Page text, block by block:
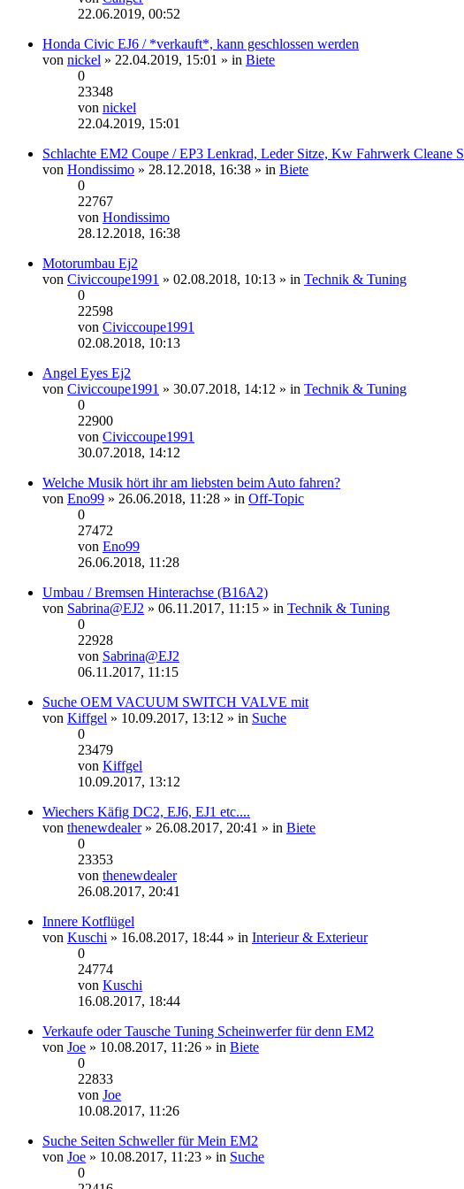
Neuester
22.06.2019, 00:52
Honda Civic EJ6 / *verkauft*, kann geschlossen werden
von nickel » 22.04.2019, 15:01 » in Biete
0
23348
von nickel
Neuester
22.04.2019, 15:01
Schlachte EM2 Coupe / EP3 Lenkrad, Leder Sitze, Kw Fahrwerk Cleane
von Hondissimo » 28.12.2018, 16:38 » in Biete
0
22767
von Hondissimo
28.12.2018, 16:38
Motorumbau Ej2
von Civiccoupe1991 » 02.08.2018, 10:13 » in Technik & Tuning
0
22598
von Civiccoupe1991
02.08.2018, 10:13
Angel Eyes Ej2
von Civiccoupe1991 » 30.07.2018, 14:12 » in Technik & Tuning
0
22900
von Civiccoupe1991
30.07.2018, 14:12
Welche Musik hört ihr am liebsten beim Auto fahren?
von Eno99 » 26.06.2018, 11:28 » in Off-Topic
0
27472
von Eno99
Neuester
26.06.2018, 11:28
Umbau / Bremsen Hinterachse (B16A2)
von Sabrina@EJ2 » 06.11.2017, 11:15 » in Technik & Tuning
0
22928
von Sabrina@EJ2
06.11.2017, 11:15
Suche OEM VACUUM SWITCH VALVE mit
von Kiffgel » 10.09.2017, 13:12 » in Suche
0
23479
von Kiffgel
Neuester
10.09.2017, 13:12
Wiechers Käfig DC2, EJ6, EJ1 etc....
von thenewdealer» 26.08.2017, 20:41 » in Biete
0
23353
von thenewdealer
26.08.2017, 20:41
Innere Kotflügel
von Kuschi » 16.08.2017, 18:44 » in Interieur & Exterieur
0
24774
von Kuschi
Neuester
16.08.2017, 18:44
Verkaufe oder Tausche Tuning Scheinwerfer für denn EM2
von Joe » 10.08.2017, 11:26 » in Biete
0
22833
von Joe
Neuester
10.08.2017, 11:26
Suche Seiten Schweller für Mein EM2
von Joe » 10.08.2017, 11:23 » in Suche
0